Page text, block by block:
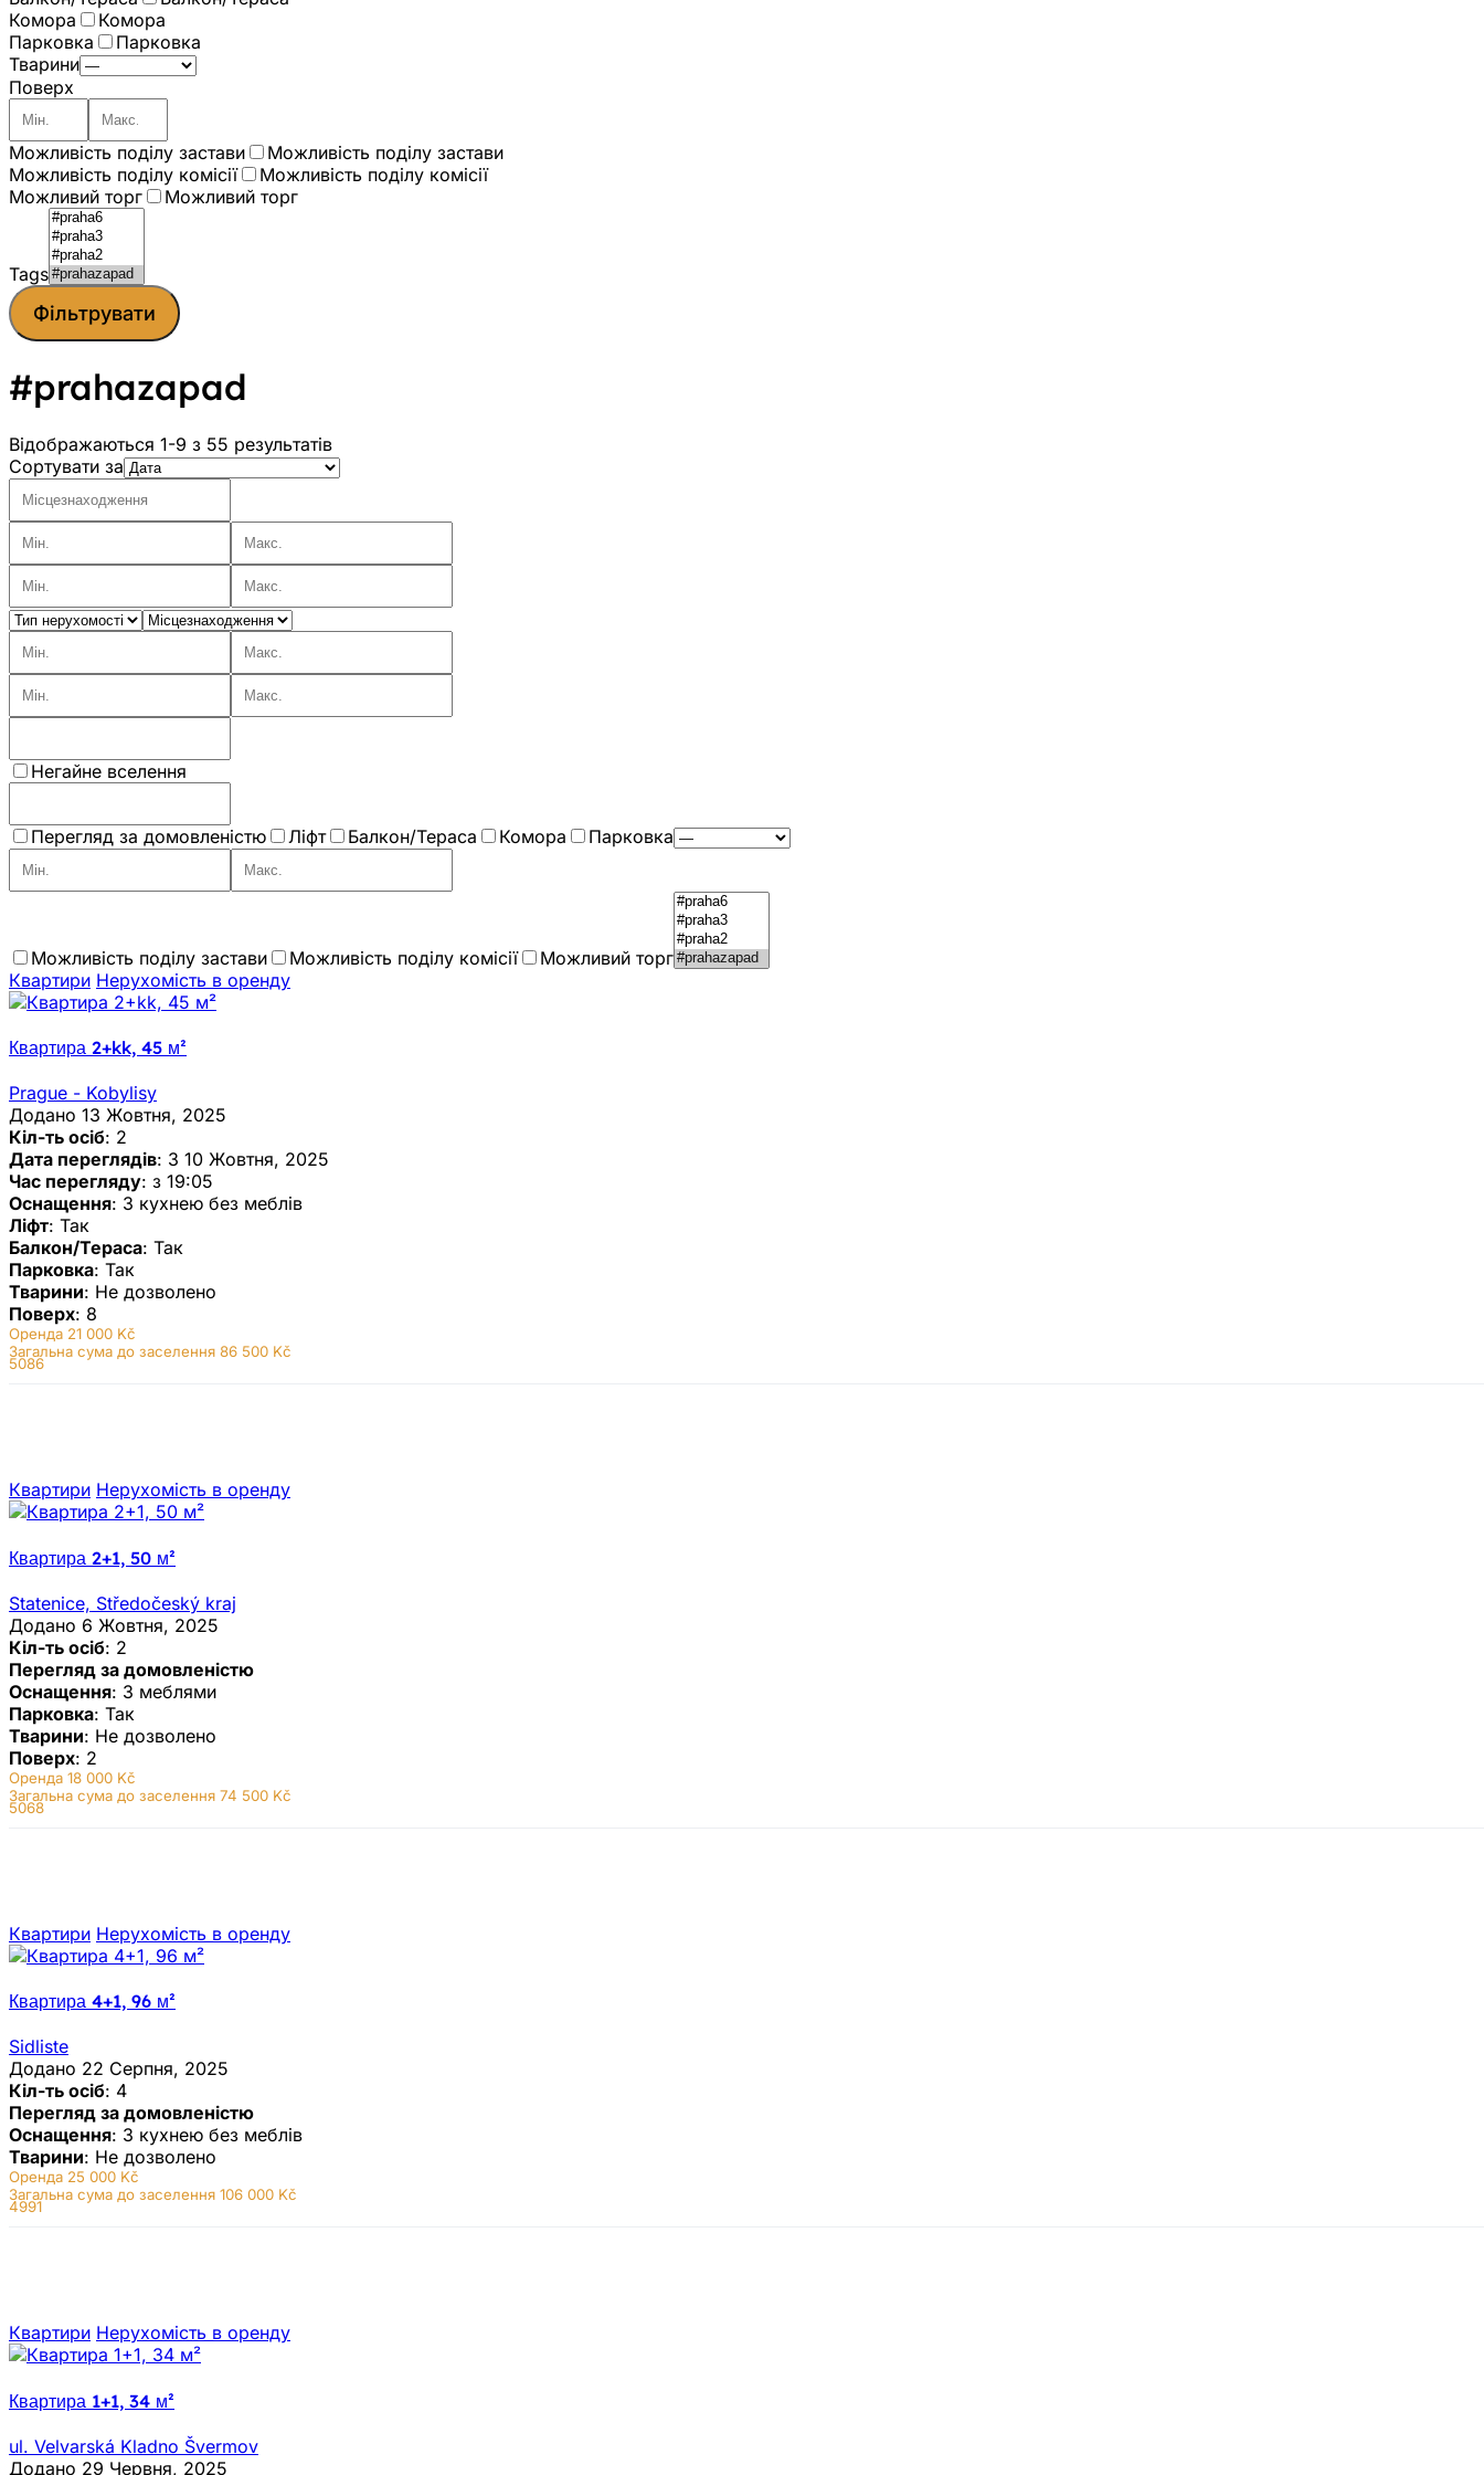
Комора
Комора
Парковка
Парковка
Тварини
Поверх
Можливість поділу застави
Можливість поділу застави
Можливість поділу комісії
Можливість поділу комісії
Можливий торг
Можливий торг
Tags
Фільтрувати
#prahazapad
Відображаються 1-9 з 55 результатів
Сортувати за
Негайне вселення
Перегляд за домовленістю Ліфт Балкон/Тераса Комора Парковка
Можливість поділу застави Можливість поділу комісії
Можливий торг
Квартири Нерухомiсть в оренду
Квартира 2+kk, 45 м²
Prague - Kobylisy
Додано 13 Жовтня, 2025
Кіл-ть осіб: 2
Дата переглядів: З 10 Жовтня, 2025
Час перегляду: з 19:05
Оснащення: З кухнею без меблів
Ліфт: Так
Балкон/Тераса: Так
Парковка: Так
Тварини: Не дозволено
Поверх: 8
Оренда 21 000 Kč
Загальна сума до заселення 86 500 Kč
5086
Квартири Нерухомiсть в оренду
Квартира 2+1, 50 м²
Statenice, Středočeský kraj
Додано 6 Жовтня, 2025
Кіл-ть осіб: 2
Перегляд за домовленістю
Оснащення: З меблями
Парковка: Так
Тварини: Не дозволено
Поверх: 2
Оренда 18 000 Kč
Загальна сума до заселення 74 500 Kč
5068
Квартири Нерухомiсть в оренду
Квартира 4+1, 96 м²
Sidliste
Додано 22 Серпня, 2025
Кіл-ть осіб: 4
Перегляд за домовленістю
Оснащення: З кухнею без меблів
Тварини: Не дозволено
Оренда 25 000 Kč
Загальна сума до заселення 106 000 Kč
4991
Квартири Нерухомiсть в оренду
Квартира 1+1, 34 м²
ul. Velvarská Kladno Švermov
Додано 29 Червня, 2025